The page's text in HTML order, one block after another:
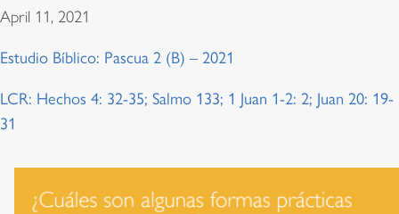
April 11, 2021
Estudio Bíblico: Pascua 2 (B) – 2021
LCR: Hechos 4: 32-35; Salmo 133; 1 Juan 1-2: 2; Juan 20: 19-
31